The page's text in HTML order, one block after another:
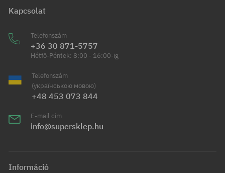
Kapcsolat
Telefonszám
+36 30 871-5757
Hétfő-Péntek: 8:00 - 16:00-ig
Telefonszám
(українською мовою)
+48 453 073 844
E-mail cím
info@supersklep.hu
Információ